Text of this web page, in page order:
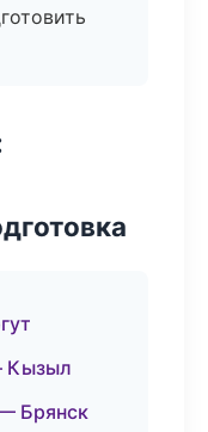
Кызыл
Брянск